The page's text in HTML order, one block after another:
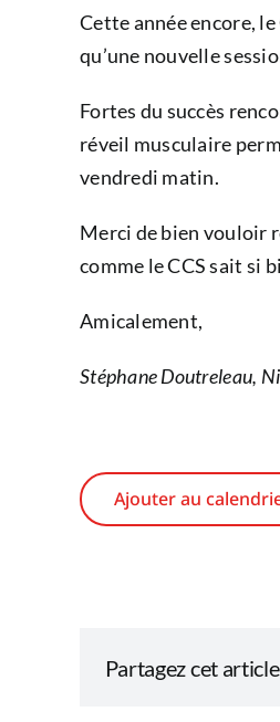
Cette année encore,
qu’une nouvelle
Fortes du succès
réveil musculaire
vendredi matin.
Merci de bien vouloir
comme le CCS sait si
Amicalement,
Stéphane Doutreleau,
Ajouter au
Partagez cet